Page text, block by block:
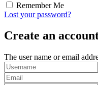
Remember Me
Lost your password?
Create an
The user name or email